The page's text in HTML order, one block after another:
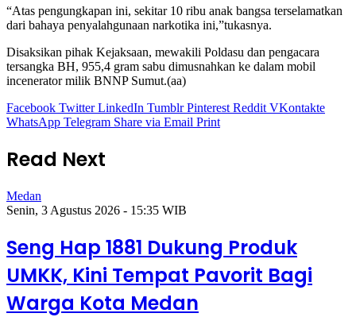
“Atas pengungkapan ini, sekitar 10 ribu anak bangsa terselamatkan
dari bahaya penyalahgunaan narkotika ini,”tukasnya.
Disaksikan pihak Kejaksaan, mewakili Poldasu dan pengacara
tersangka BH, 955,4 gram sabu dimusnahkan ke dalam mobil
incenerator milik BNNP Sumut.(aa)
Facebook Twitter LinkedIn Tumblr Pinterest Reddit VKontakte
WhatsApp Telegram Share via Email Print
Read Next
Medan
Senin, 3 Agustus 2026 - 15:35 WIB
Seng Hap 1881 Dukung Produk
UMKK, Kini Tempat Pavorit Bagi
Warga Kota Medan